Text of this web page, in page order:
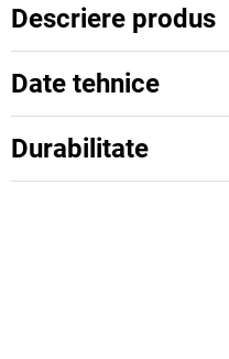
Descriere produs
Date tehnice
Durabilitate